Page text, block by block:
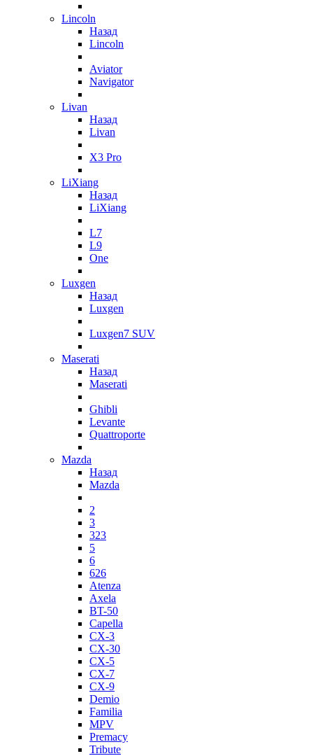
Lincoln
Назад
Lincoln
Aviator
Navigator
Livan
Назад
Livan
X3 Pro
LiXiang
Назад
LiXiang
L7
L9
One
Luxgen
Назад
Luxgen
Luxgen7 SUV
Maserati
Назад
Maserati
Ghibli
Levante
Quattroporte
Mazda
Назад
Mazda
2
3
323
5
6
626
Atenza
Axela
BT-50
Capella
CX-3
CX-30
CX-5
CX-7
CX-9
Demio
Familia
MPV
Premacy
Tribute